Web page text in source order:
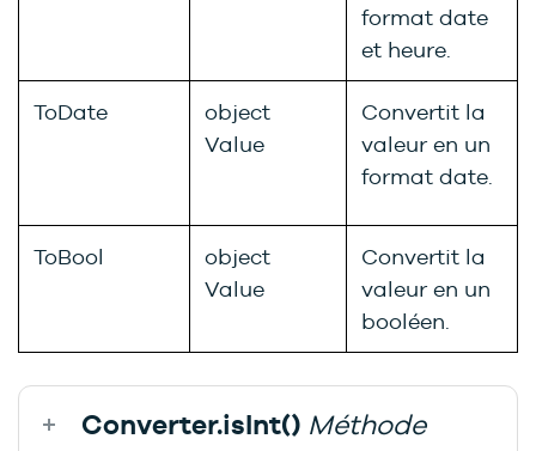
format date
et heure.
ToDate
object
Value
Convertit la
valeur en un
format date.
ToBool
object
Value
Convertit la
valeur en un
booléen.
Converter.isInt() Méthode